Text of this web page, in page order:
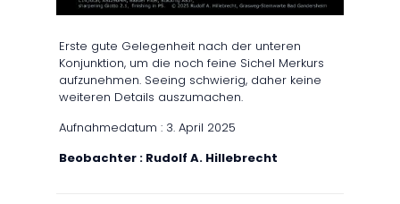
Erste gute Gelegenheit nach der unteren
Konjunktion, um die noch feine Sichel Merkurs
aufzunehmen. Seeing schwierig, daher keine
weiteren Details auszumachen.
Aufnahmedatum : 3. April 2025
Beobachter : Rudolf A. Hillebrecht